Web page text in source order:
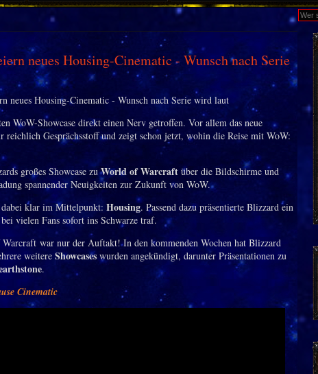
neues Housing-Cinematic - Wunsch nach Serie
WoW-Showcase direkt einen Nerv getroffen. Vor allem das neue
reichlich Gesprächsstoff und zeigt schon jetzt, wohin die Reise mit WoW:
großes Showcase zuWorld of Warcraftüber die Bildschirme und
spannender Neuigkeiten zur Zukunft von WoW.
dabei klar im Mittelpunkt: Housing. Passend dazu präsentierte Blizzard ein
vielen Fans sofort ins Schwarze traf.
war nur der Auftakt! In den kommenden Wochen hat Blizzard
weitere Showcaseswurden angekündigt, darunter Präsentationen zu
.
Cinematic